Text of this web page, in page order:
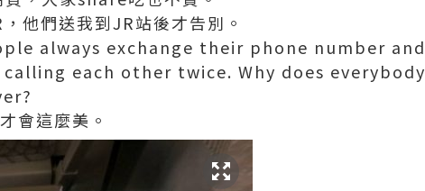
他們送我到JR站後才告別。
always exchange their phone number and
each other twice. Why does everybody
會這麼美。